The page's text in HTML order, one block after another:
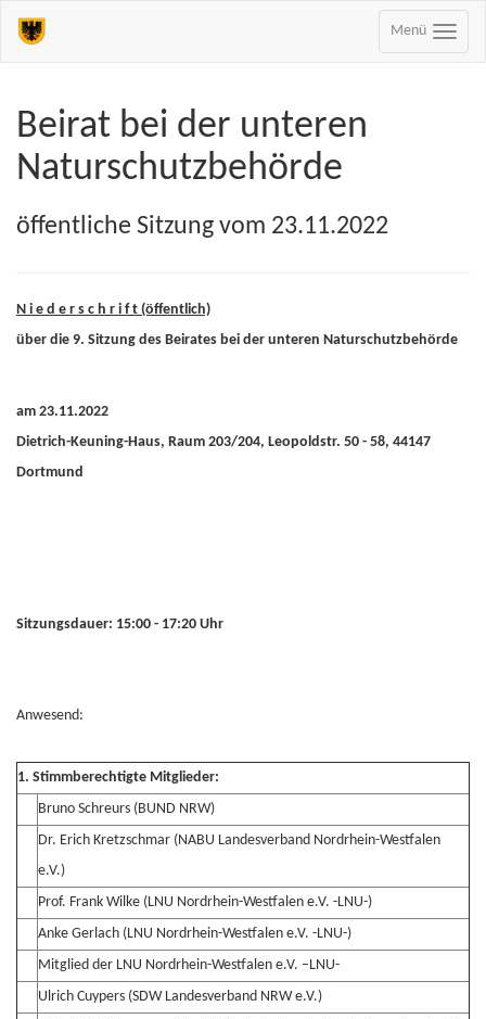
Menü
Beirat bei der unteren
Naturschutzbehörde
öffentliche Sitzung vom 23.11.2022
N i e d e r s c h r i f t (öffentlich)
über die 9. Sitzung des Beirates bei der unteren Naturschutzbehörde
am 23.11.2022
Dietrich-Keuning-Haus, Raum 203/204, Leopoldstr. 50 - 58, 44147
Dortmund
Sitzungsdauer: 15:00 - 17:20 Uhr
Anwesend:
1. Stimmberechtigte Mitglieder:
Bruno Schreurs (BUND NRW)
Dr. Erich Kretzschmar (NABU Landesverband Nordrhein-Westfalen
e.V.)
Prof. Frank Wilke (LNU Nordrhein-Westfalen e.V. -LNU-)
Anke Gerlach (LNU Nordrhein-Westfalen e.V. -LNU-)
Mitglied der LNU Nordrhein-Westfalen e.V. –LNU-
Ulrich Cuypers (SDW Landesverband NRW e.V.)